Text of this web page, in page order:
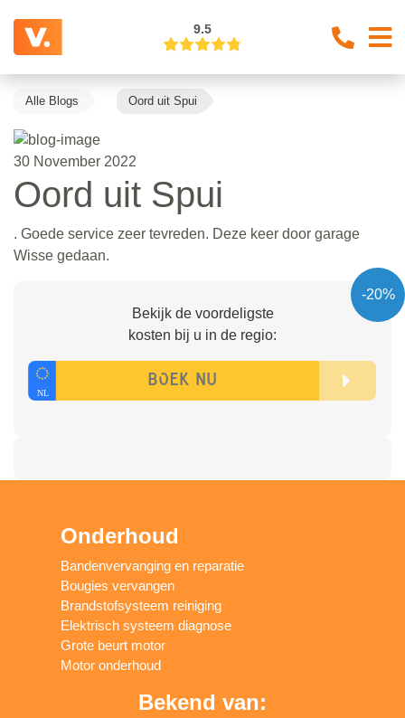
9.5
Alle Blogs Oord uit Spui
30 November 2022
Oord uit Spui
. Goede service zeer tevreden. Deze keer door garage
Wisse gedaan.
-20%
Bekijk de voordeligste
kosten bij u in de regio:
Onderhoud
Bandenvervanging en reparatie
Bougies vervangen
Brandstofsysteem reiniging
Elektrisch systeem diagnose
Grote beurt motor
Motor onderhoud
Bekend van: